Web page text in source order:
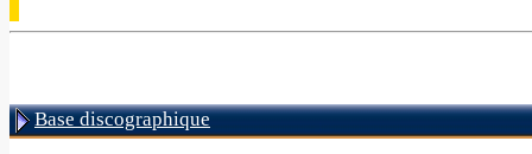
Base discographique